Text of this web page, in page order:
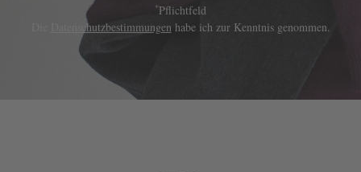
*Pflichtfeld
Datenschutzbestimmungen habe ich zur Kenntnis genommen.